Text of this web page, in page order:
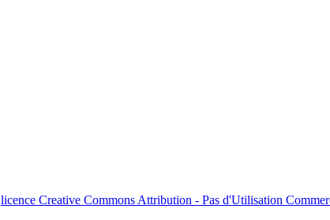
licence Creative Commons Attribution - Pas d'Utilisation